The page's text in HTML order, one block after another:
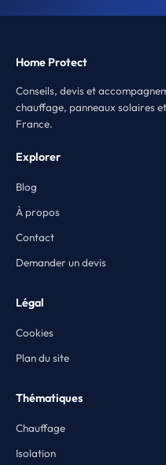
Home Protect
Conseils, devis et
chauffage, panneaux solaires
France.
Explorer
Blog
À propos
Contact
Demander un devis
Légal
Cookies
Plan du site
Thématiques
Chauffage
Isolation